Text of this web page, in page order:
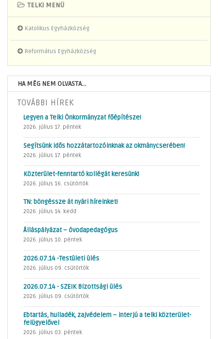
TELKI MENÜ
Katolikus Egyházközség
Református Egyházközség
HA MÉG NEM OLVASTA...
TOVÁBBI HÍREK
Legyen a Telki Önkormányzat főépítésze!
2026. július 17. péntek
Segítsünk idős hozzátartozóinknak az okmánycserében!
2026. július 17. péntek
Közterület-fenntartó kollégát keresünk!
2026. július 16. csütörtök
TN: böngéssze át nyári híreinket!
2026. július 14. kedd
Álláspályázat – óvodapedagógus
2026. július 10. péntek
2026.07.14 -Testületi ülés
2026. július 09. csütörtök
2026.07.14 - SZEIK Bizottsági ülés
2026. július 09. csütörtök
Ebtartás, hulladék, zajvédelem – interjú a telki közterület-
felügyelővel
2026. július 03. péntek